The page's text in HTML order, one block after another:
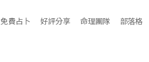
免費占卜 好評分享 命理團隊 部落格